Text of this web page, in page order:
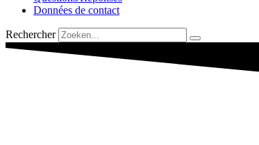
Données de contact
Rechercher